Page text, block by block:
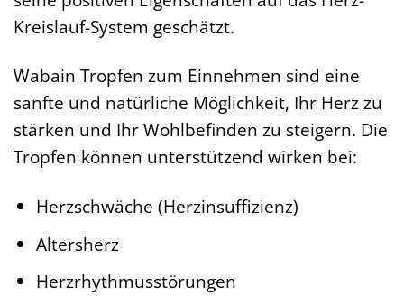
Kreislauf-System geschätzt.
Wabain Tropfen zum Einnehmen sind eine
sanfte und natürliche Möglichkeit, Ihr Herz zu
stärken und Ihr Wohlbefinden zu steigern. Die
Tropfen können unterstützend wirken bei:
Herzschwäche (Herzinsuffizienz)
Altersherz
Herzrhythmusstörungen